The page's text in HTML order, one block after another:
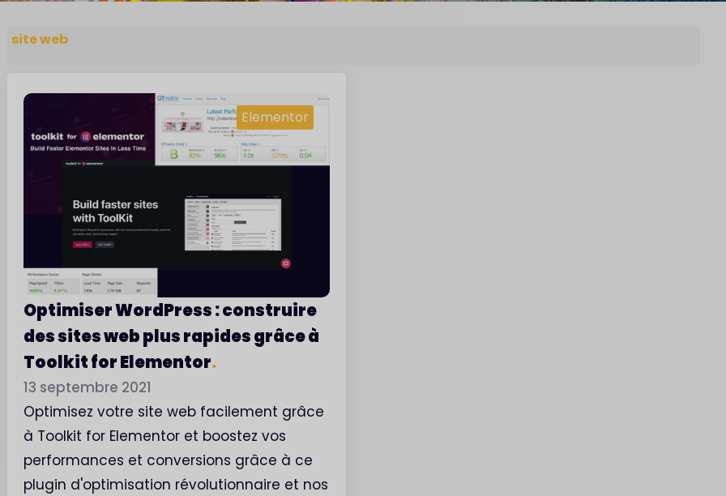
site web
Elementor
Optimiser WordPress : construire
des sites web plus rapides grâce à
Toolkit for Elementor.
13 septembre 2021
Optimisez votre site web facilement grâce
à Toolkit for Elementor et boostez vos
performances et conversions grâce à ce
plugin d'optimisation révolutionnaire et nos